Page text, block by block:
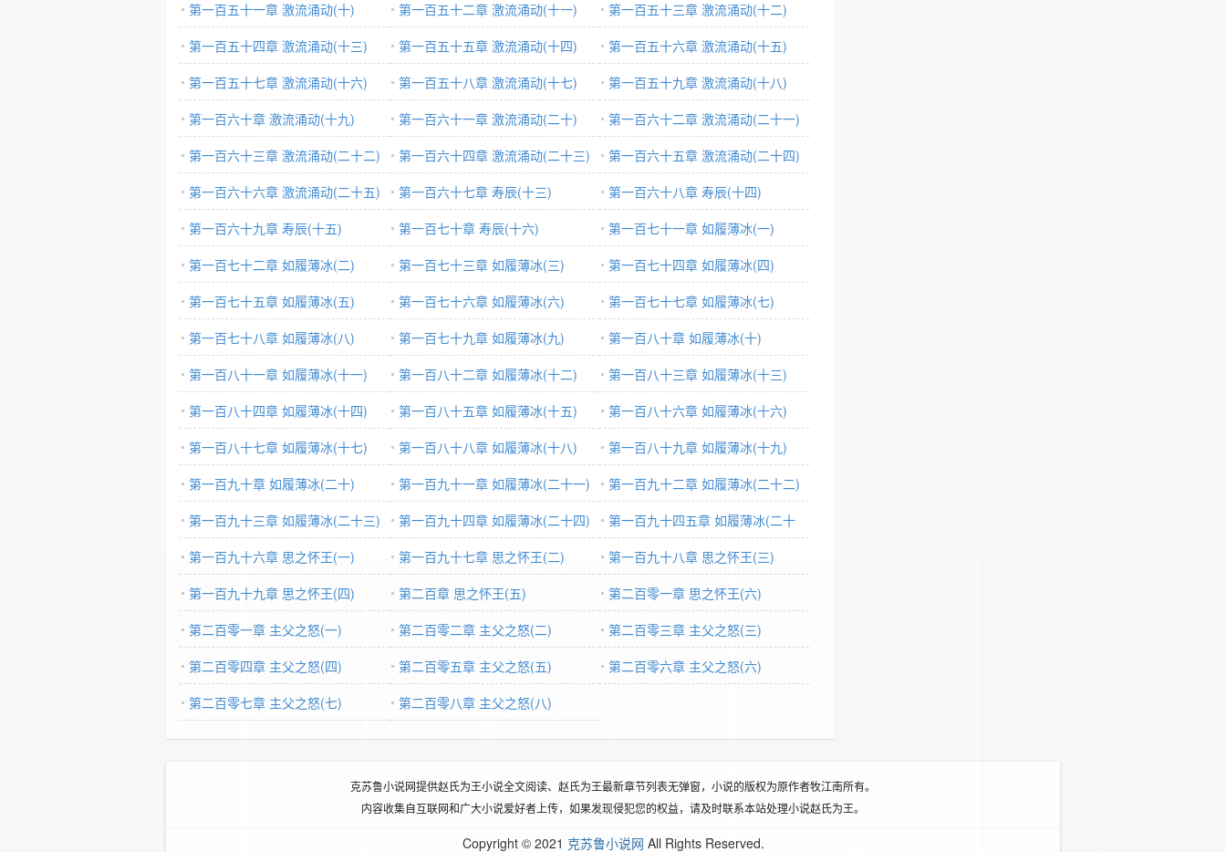
第一百五十一章 激流涌动(十)
第一百五十二章 激流涌动(十一)
第一百五十三章 激流涌动(十二)
第一百五十四章 激流涌动(十三)
第一百五十五章 激流涌动(十四)
第一百五十六章 激流涌动(十五)
第一百五十七章 激流涌动(十六)
第一百五十八章 激流涌动(十七)
第一百五十九章 激流涌动(十八)
第一百六十章 激流涌动(十九)
第一百六十一章 激流涌动(二十)
第一百六十二章 激流涌动(二十一)
第一百六十三章 激流涌动(二十二)
第一百六十四章 激流涌动(二十三)
第一百六十五章 激流涌动(二十四)
第一百六十六章 激流涌动(二十五)
第一百六十七章 寿辰(十三)
第一百六十八章 寿辰(十四)
第一百六十九章 寿辰(十五)
第一百七十章 寿辰(十六)
第一百七十一章 如履薄冰(一)
第一百七十二章 如履薄冰(二)
第一百七十三章 如履薄冰(三)
第一百七十四章 如履薄冰(四)
第一百七十五章 如履薄冰(五)
第一百七十六章 如履薄冰(六)
第一百七十七章 如履薄冰(七)
第一百七十八章 如履薄冰(八)
第一百七十九章 如履薄冰(九)
第一百八十章 如履薄冰(十)
第一百八十一章 如履薄冰(十一)
第一百八十二章 如履薄冰(十二)
第一百八十三章 如履薄冰(十三)
第一百八十四章 如履薄冰(十四)
第一百八十五章 如履薄冰(十五)
第一百八十六章 如履薄冰(十六)
第一百八十七章 如履薄冰(十七)
第一百八十八章 如履薄冰(十八)
第一百八十九章 如履薄冰(十九)
第一百九十章 如履薄冰(二十)
第一百九十一章 如履薄冰(二十一)
第一百九十二章 如履薄冰(二十二)
第一百九十三章 如履薄冰(二十三)
第一百九十四章 如履薄冰(二十四)
第一百九十四五章 如履薄冰(二十
五)
第一百九十六章 思之怀王(一) 第一百九十七章 思之怀王(二)
第一百九十八章 思之怀王(三)
第一百九十九章 思之怀王(四)
第二百章 思之怀王(五)
第二百零一章 思之怀王(六)
第二百零一章 主父之怒(一)
第二百零二章 主父之怒(二)
第二百零三章 主父之怒(三)
第二百零四章 主父之怒(四)
第二百零五章 主父之怒(五)
第二百零六章 主父之怒(六)
第二百零七章 主父之怒(七)
第二百零八章 主父之怒(八)
克苏鲁小说网提供赵氏为王小说全文阅读、赵氏为王最新章节列表无弹窗，小说的版权为原作者牧江南所有。
内容收集自互联网和广大小说爱好者上传，如果发现侵犯您的权益，请及时联系本站处理小说赵氏为王。
Copyright © 2021 克苏鲁小说网 All Rights Reserved.